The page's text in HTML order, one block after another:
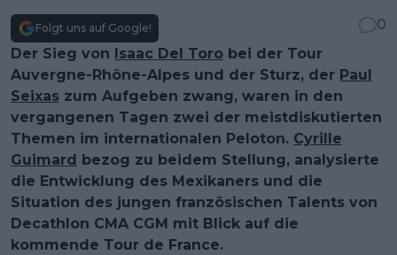
Folgt uns auf Google!
0
Der Sieg von Isaac Del Toro bei der Tour
Auvergne-Rhône-Alpes und der Sturz, der Paul
Seixas zum Aufgeben zwang, waren in den
vergangenen Tagen zwei der meistdiskutierten
Themen im internationalen Peloton. Cyrille
Guimard bezog zu beidem Stellung, analysierte
die Entwicklung des Mexikaners und die
Situation des jungen französischen Talents von
Decathlon CMA CGM mit Blick auf die
kommende Tour de France.